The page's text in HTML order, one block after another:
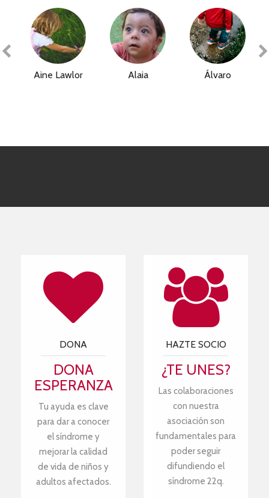
Aine Lawlor Alaia Álvaro
DONA
DONA
ESPERANZA
Tu ayuda es clave
para dar a conocer
el síndrome y
mejorar la calidad
de vida de niños y
adultos afectados.
HAZTE SOCIO
¿TE UNES?
Las colaboraciones
con nuestra
asociación son
fundamentales para
poder seguir
difundiendo el
síndrome 22q.